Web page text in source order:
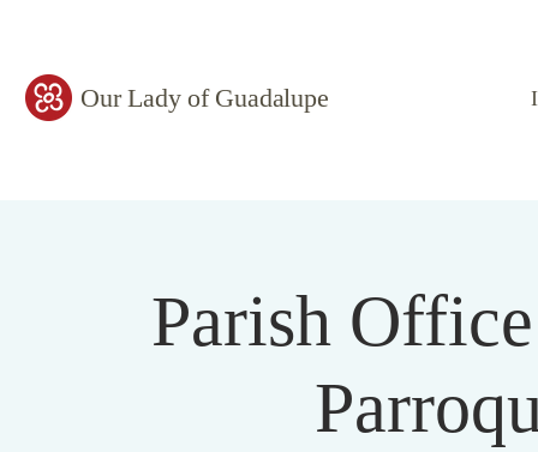
Our Lady of Guadalupe
Parish